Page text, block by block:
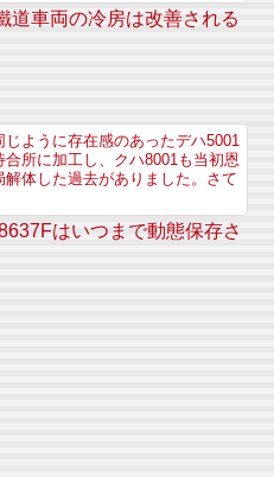
道車両の冷房は改善される
ように存在感のあったデハ5001
所に加工し、クハ8001も当初恩
体した過去がありました。さて
はいつまで動態保存さ